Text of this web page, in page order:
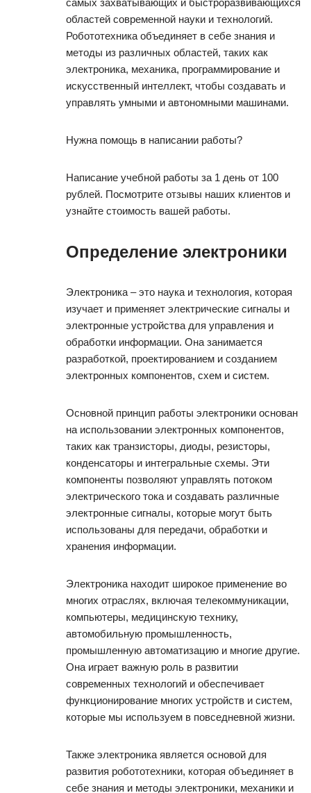
областей современной науки и технологий.
Робототехника объединяет в себе знания и
методы из различных областей, таких как
электроника, механика, программирование и
искусственный интеллект, чтобы создавать и
управлять умными и автономными машинами.
Нужна помощь в написании работы?
Написание учебной работы за 1 день от 100
рублей. Посмотрите отзывы наших клиентов и
узнайте стоимость вашей работы.
Определение электроники
Электроника – это наука и технология, которая
изучает и применяет электрические сигналы и
электронные устройства для управления и
обработки информации. Она занимается
разработкой, проектированием и созданием
электронных компонентов, схем и систем.
Основной принцип работы электроники основан
на использовании электронных компонентов,
таких как транзисторы, диоды, резисторы,
конденсаторы и интегральные схемы. Эти
компоненты позволяют управлять потоком
электрического тока и создавать различные
электронные сигналы, которые могут быть
использованы для передачи, обработки и
хранения информации.
Электроника находит широкое применение во
многих отраслях, включая телекоммуникации,
компьютеры, медицинскую технику,
автомобильную промышленность,
промышленную автоматизацию и многие другие.
Она играет важную роль в развитии
современных технологий и обеспечивает
функционирование многих устройств и систем,
которые мы используем в повседневной жизни.
Также электроника является основой для
развития робототехники, которая объединяет в
себе знания и методы электроники, механики и